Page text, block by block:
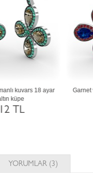
garnet 18 ayar altın küpe
72.912 TL
YORUMLAR (3)